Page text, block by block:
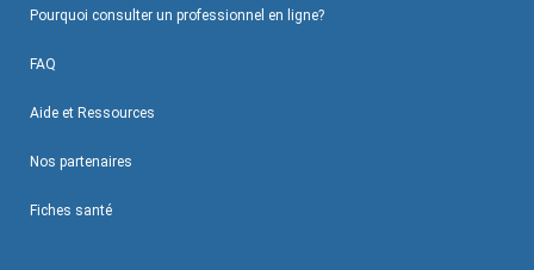
Pourquoi consulter un professionnel en ligne?
FAQ
Aide et Ressources
Nos partenaires
Fiches santé